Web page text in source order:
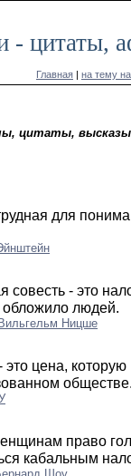
- цитаты,
Главная | на тему
цитаты,
для
совесть - это
обложило людей.
Ницше
это цена,
право
кабальным